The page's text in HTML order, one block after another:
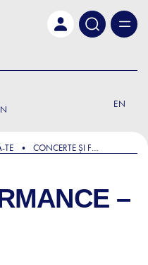
EN
TE
CONCERTE ȘI FESTIVALURI
–